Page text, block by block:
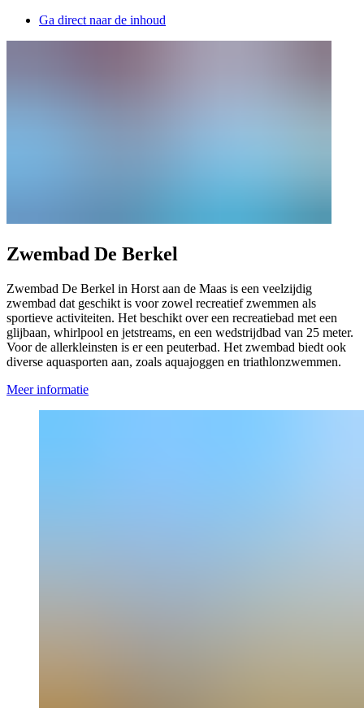
Ga direct naar de inhoud
Zwembad De Berkel
Zwembad De Berkel in Horst aan de Maas is een veelzijdig
zwembad dat geschikt is voor zowel recreatief zwemmen als
sportieve activiteiten. Het beschikt over een recreatiebad met een
glijbaan, whirlpool en jetstreams, en een wedstrijdbad van 25 meter.
Voor de allerkleinsten is er een peuterbad. Het zwembad biedt ook
diverse aquasporten aan, zoals aquajoggen en triathlonzwemmen.
Meer informatie